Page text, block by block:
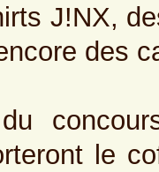
J!NX,
des
le